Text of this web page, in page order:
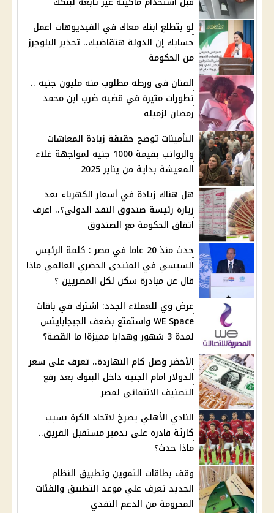
لو بتطلع ابنك معاك في الفيديوهات اعمل
حسابك إن الدولة هتقاضيك.. تحذير البلوجرز
من الحكومة
الفنان فى ورطه مطلوب منه مليون جنيه ..
تطورات مثيرة في قضيه ضرب ابن محمد
رمضان لزميله
التأمينات توضح حقيقة زيادة المعاشات
والرواتب بقيمة 1000 جنيه لمواجهة غلاء
المعيشة بداية من يناير 2025
هل هناك زيادة في أسعار الكهرباء بعد
زيارة رئيسة صندوق النقد الدولي؟.. اعرف
اتفاق الحكومة مع الصندوق
حدث منذ 20 عاما في مصر : كلمة الرئيس
السيسي في المنتدى الحضري العالمي ماذا
قال عن مبادرة سكن لكل المصريين ؟
عرض وي للعملاء الجدد: اشترك في باقات
WE Space واستمتع بضعف الجيجابايتس
لمدة 3 شهور وهدايا مميزة! ما القصة؟
الأخضر وصل كام النهاردة.. تعرف على سعر
الدولار امام الجنيه داخل البنوك بعد رفع
التصنيف الانتمائى لمصر
النادي الأهلي يصرخ لاتحاد الكرة بسبب
كارثة قادرة على تدمير مستقبل الفريق..
ماذا حدث؟
وقف بطاقات التموين وتطبيق النظام
الجديد تعرف علي موعد التطبيق والفئات
المحرومة من الدعم النقدي